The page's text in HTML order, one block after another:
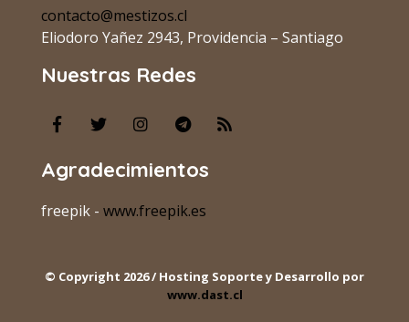
contacto@mestizos.cl
Eliodoro Yañez 2943, Providencia – Santiago
Nuestras Redes
Agradecimientos
freepik - www.freepik.es
© Copyright 2026 / Hosting Soporte y Desarrollo por
www.dast.cl